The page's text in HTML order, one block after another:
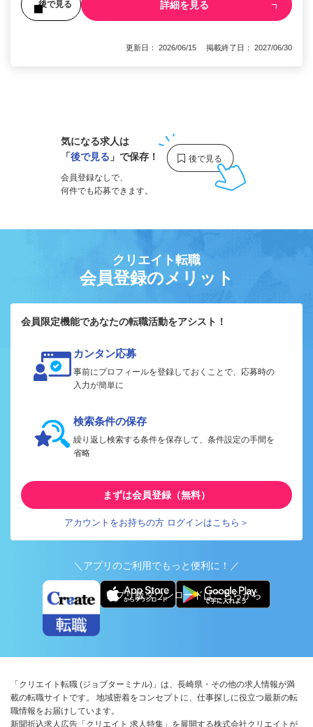
後で見る 詳細を見る
更新日： 2026/06/15 掲載終了日： 2027/06/30
気になる求人は
「後で見る 」で保存！
会員登録なしで、
何件でも応募できます。
クリエイト転職
会員登録のメリット
会員限定機能であなたの転職活動をアシスト！
カンタン応募
事前にプロフィールを登録しておくことで、応募時の
入力が簡単に
検索条件の保存
繰り返し検索する条件を保存して、条件設定の手間を
省略
まずは会員登録（無料）
アカウントをお持ちの方 ログインはこちら＞
＼アプリのご利用でもっと便利に！／
アプリ版ダウンロードはこちらから
「クリエイト転職 (ジョブターミナル)」は、長崎県・その他の求人情報が満
載の転職サイトです。 地域密着をコンセプトに、仕事探しに役立つ最新の転
職情報をお届けしています。
新聞折込求人広告「クリエイト 求人特集」を展開する株式会社クリエイトが